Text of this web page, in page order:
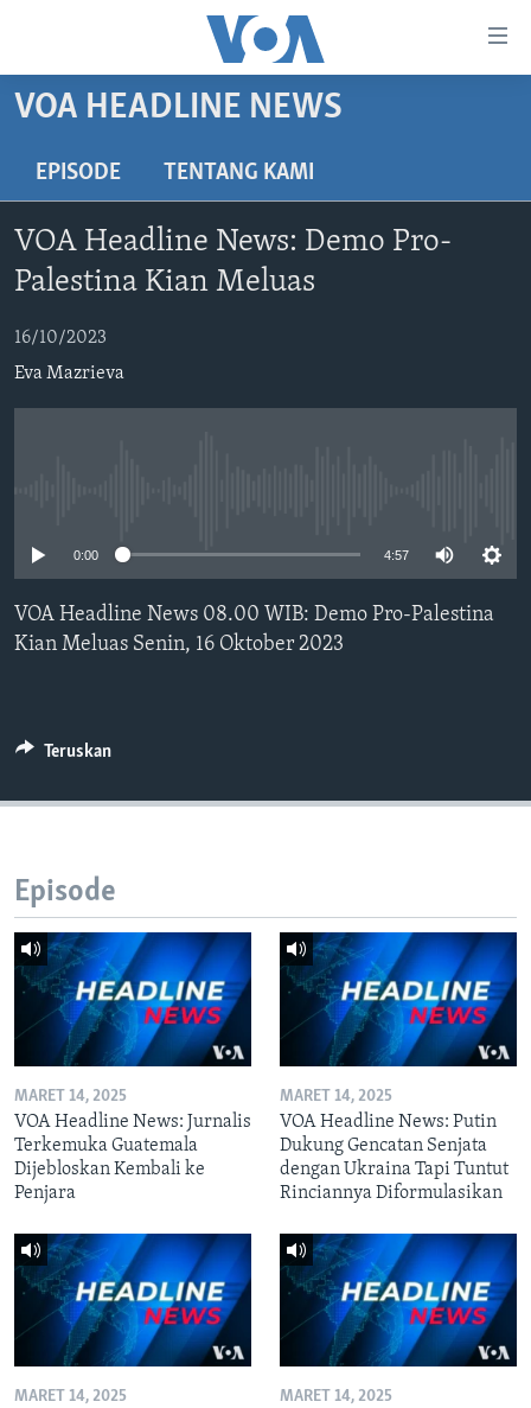
Akses
Utama
Lanjut
ke
Utama
Lanjut
DUNIA
POLYGRAPH
DAFTAR PROGRAM
Learning English
VOA HEADLINE NEWS
EPISODE TENTANG KAMI
VOA Headline News: Demo Pro-
Palestina Kian Meluas
16/10/2023
Eva Mazrieva
0:00 4:57
VOA Headline News 08.00 WIB: Demo Pro-Palestina
Kian Meluas Senin, 16 Oktober 2023
Teruskan
Episode
MARET 14, 2025
VOA Headline News: Jurnalis
Terkemuka Guatemala
Dijebloskan Kembali ke
Penjara
MARET 14, 2025
VOA Headline News: Putin
Dukung Gencatan Senjata
dengan Ukraina Tapi Tuntut
Rinciannya Diformulasikan
MARET 14, 2025 MARET 14, 2025